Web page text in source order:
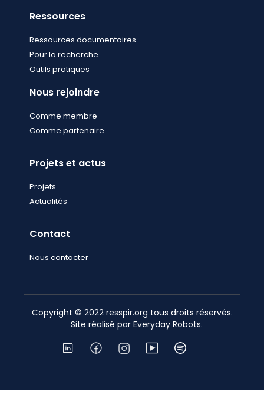
Ressources
Ressources documentaires
Pour la recherche
Outils pratiques
Nous rejoindre
Comme membre
Comme partenaire
Projets et actus
Projets
Actualités
Contact
Nous contacter
Copyright © 2022 resspir.org tous droits réservés.
Site réalisé par Everyday Robots.